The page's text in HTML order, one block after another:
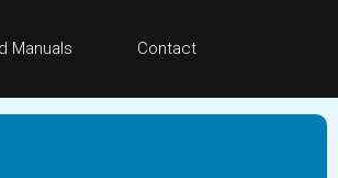
Manuals Contact